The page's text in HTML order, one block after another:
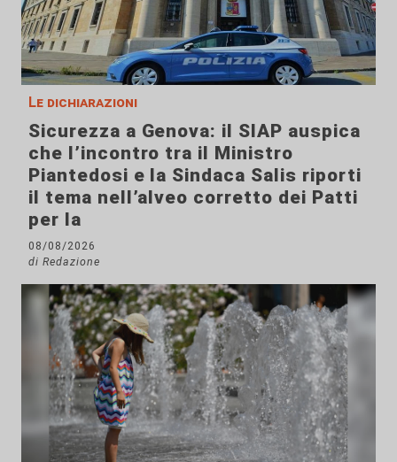
Le dichiarazioni
Sicurezza a Genova: il SIAP auspica
che l’incontro tra il Ministro
Piantedosi e la Sindaca Salis riporti
il tema nell’alveo corretto dei Patti
per la
08/08/2026
di Redazione